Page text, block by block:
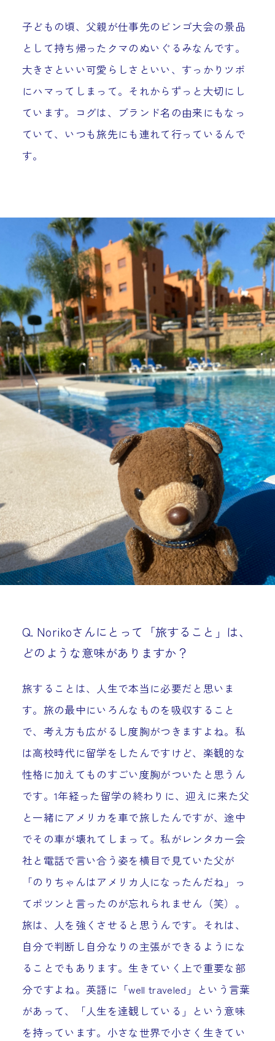
子どもの頃、父親が仕事先のビンゴ大会の景品
として持ち帰ったクマのぬいぐるみなんです。
大きさといい可愛らしさといい、すっかりツボ
にハマってしまって。それからずっと大切にし
ています。コグは、ブランド名の由来にもなっ
ていて、いつも旅先にも連れて行っているんで
す。
Q. Norikoさんにとって「旅すること」は、
どのような意味がありますか？
旅することは、人生で本当に必要だと思いま
す。旅の最中にいろんなものを吸収すること
で、考え方も広がるし度胸がつきますよね。私
は高校時代に留学をしたんですけど、楽観的な
性格に加えてものすごい度胸がついたと思うん
です。1年経った留学の終わりに、迎えに来た父
と一緒にアメリカを車で旅したんですが、途中
でその車が壊れてしまって。私がレンタカー会
社と電話で言い合う姿を横目で見ていた父が
「のりちゃんはアメリカ人になったんだね」っ
てポツンと言ったのが忘れられません（笑）。
旅は、人を強くさせると思うんです。それは、
自分で判断し自分なりの主張ができるようにな
ることでもあります。生きていく上で重要な部
分ですよね。英語に「well traveled」という言葉
があって、「人生を達観している」という意味
を持っています。小さな世界で小さく生きてい